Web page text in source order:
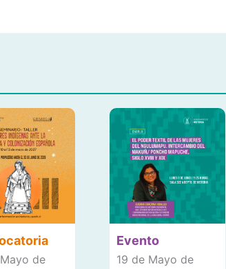
de
Evento
19 de Mayo de